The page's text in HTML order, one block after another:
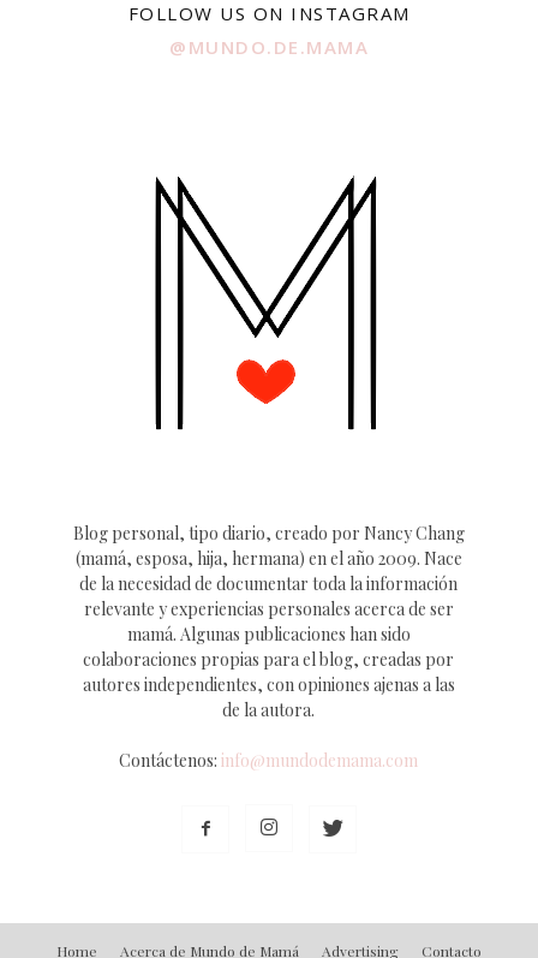
FOLLOW US ON INSTAGRAM
@MUNDO.DE.MAMA
Blog personal, tipo diario, creado por Nancy Chang
(mamá, esposa, hija, hermana) en el año 2009. Nace
de la necesidad de documentar toda la información
relevante y experiencias personales acerca de ser
mamá. Algunas publicaciones han sido
colaboraciones propias para el blog, creadas por
autores independientes, con opiniones ajenas a las
de la autora.
Contáctenos:info@mundodemama.com
Home Acerca de Mundo de Mamá Advertising Contacto